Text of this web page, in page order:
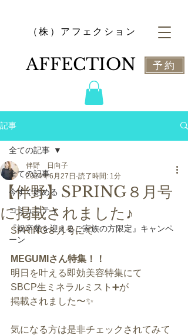
​（株）アフェクション
​AFFECTION 予約
記事
全ての記事
今すぐ始める
コミュニティ
『祝卒業を迎えるご家族の方限定』キャンペ
ーン
全ての記事
【伴野】SPRING８月号
に掲載されました♪
伴野 日向子
2024年6月27日 読了時間: 1分
SPRING８月号にて
MEGUMIさん特集！！
明日を叶える即効美容特集にて
SBCP生ミネラルミスト➕が
掲載されました〜✨
気になる方は是非チェックされてみて